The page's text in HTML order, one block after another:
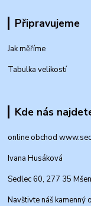
Připravujeme
Jak měříme
Tabulka velikostí
Kde nás
online obchod
Ivana Husáková
Sedlec 60, 277 35
Navštivte náš kamenný